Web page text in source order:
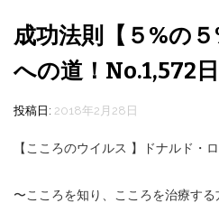
成功法則【５%の５
への道！No.1,572
投稿日: 2018年2月28日
【こころのウイルス 】ドナルド・
〜こころを知り、こころを治療する